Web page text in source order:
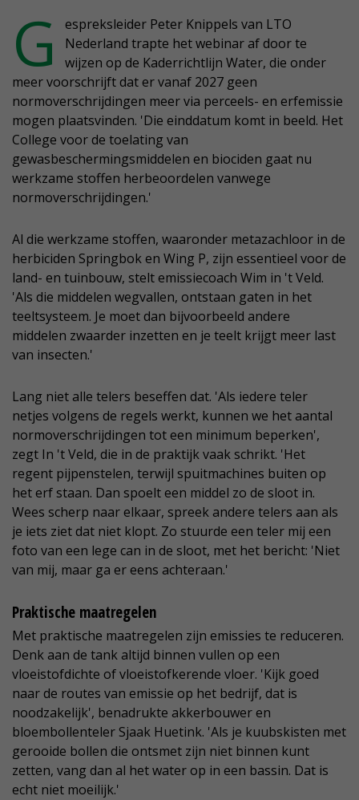
G
espreksleider Peter Knippels van LTO
Nederland trapte het webinar af door te
wijzen op de Kaderrichtlijn Water, die onder
meer voorschrijft dat er vanaf 2027 geen
normoverschrijdingen meer via perceels- en erfemissie
mogen plaatsvinden. 'Die einddatum komt in beeld. Het
College voor de toelating van
gewasbeschermingsmiddelen en biociden gaat nu
werkzame stoffen herbeoordelen vanwege
normoverschrijdingen.'
Al die werkzame stoffen, waaronder metazachloor in de
herbiciden Springbok en Wing P, zijn essentieel voor de
land- en tuinbouw, stelt emissiecoach Wim in 't Veld.
'Als die middelen wegvallen, ontstaan gaten in het
teeltsysteem. Je moet dan bijvoorbeeld andere
middelen zwaarder inzetten en je teelt krijgt meer last
van insecten.'
Lang niet alle telers beseffen dat. 'Als iedere teler
netjes volgens de regels werkt, kunnen we het aantal
normoverschrijdingen tot een minimum beperken',
zegt In 't Veld, die in de praktijk vaak schrikt. 'Het
regent pijpenstelen, terwijl spuitmachines buiten op
het erf staan. Dan spoelt een middel zo de sloot in.
Wees scherp naar elkaar, spreek andere telers aan als
je iets ziet dat niet klopt. Zo stuurde een teler mij een
foto van een lege can in de sloot, met het bericht: 'Niet
van mij, maar ga er eens achteraan.'
Praktische maatregelen
Met praktische maatregelen zijn emissies te reduceren.
Denk aan de tank altijd binnen vullen op een
vloeistofdichte of vloeistofkerende vloer. 'Kijk goed
naar de routes van emissie op het bedrijf, dat is
noodzakelijk', benadrukte akkerbouwer en
bloembollenteler Sjaak Huetink. 'Als je kuubskisten met
gerooide bollen die ontsmet zijn niet binnen kunt
zetten, vang dan al het water op in een bassin. Dat is
echt niet moeilijk.'